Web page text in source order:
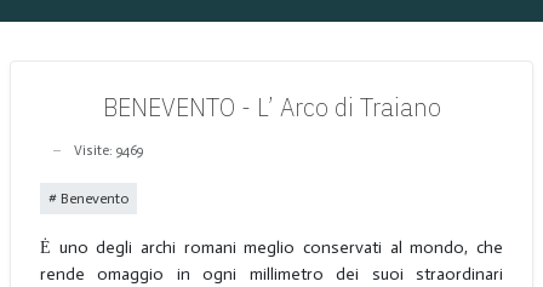
BENEVENTO - L’ Arco di Traiano
Visite: 9469
Benevento
Ė uno degli archi romani meglio conservati al mondo, che
rende omaggio in ogni millimetro dei suoi straordinari